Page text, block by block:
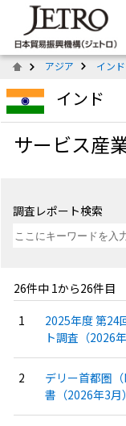
アジア インド
インド
サービス産
調査レポート検索
26件中 1から26件目
2025年度 第24
ト調査（2026年
デリー首都圏
書（2026年3月）